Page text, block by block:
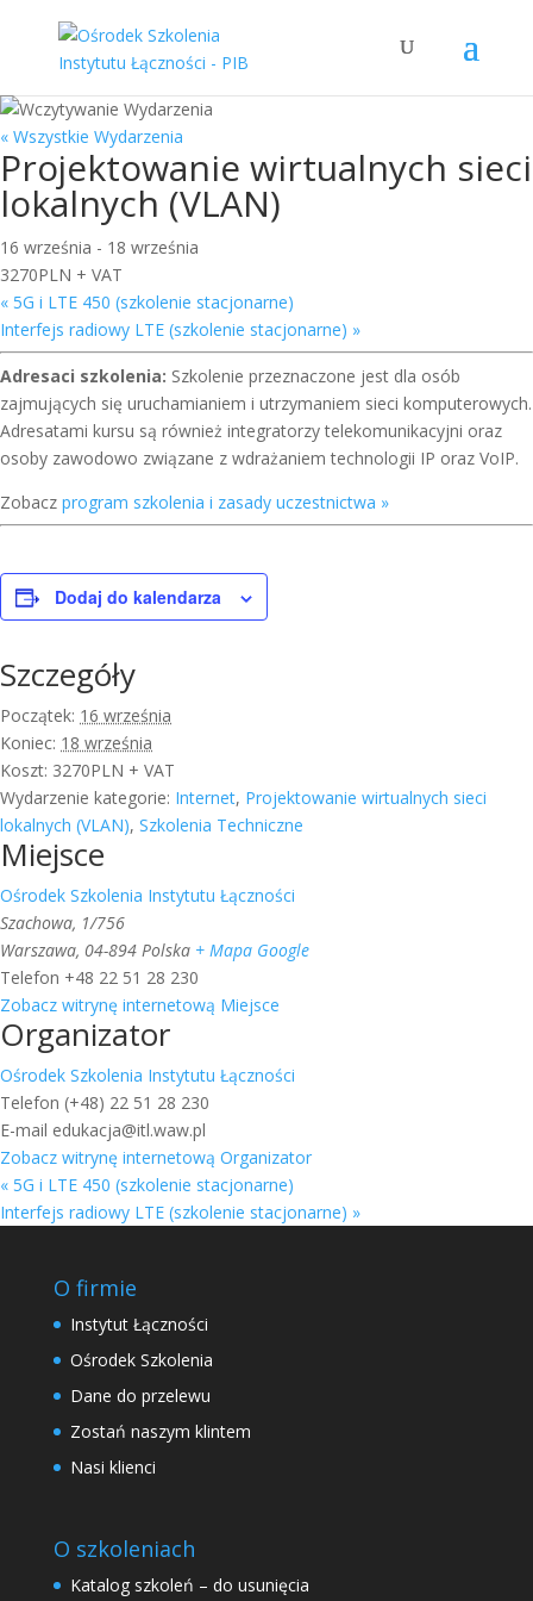
« Wszystkie Wydarzenia
Projektowanie wirtualnych sieci
lokalnych (VLAN)
16 września - 18 września
3270PLN + VAT
« 5G i LTE 450 (szkolenie stacjonarne)
Interfejs radiowy LTE (szkolenie stacjonarne) »
Adresaci szkolenia: Szkolenie przeznaczone jest dla osób
zajmujących się uruchamianiem i utrzymaniem sieci komputerowych.
Adresatami kursu są również integratorzy telekomunikacyjni oraz
osoby zawodowo związane z wdrażaniem technologii IP oraz VoIP.
Zobacz program szkolenia i zasady uczestnictwa »
Dodaj do kalendarza
Szczegóły
Początek: 16 września
Koniec: 18 września
Koszt: 3270PLN + VAT
Wydarzenie kategorie: Internet, Projektowanie wirtualnych sieci
lokalnych (VLAN), Szkolenia Techniczne
Miejsce
Ośrodek Szkolenia Instytutu Łączności
Szachowa, 1/756
Warszawa, 04-894 Polska + Mapa Google
Telefon +48 22 51 28 230
Zobacz witrynę internetową Miejsce
Organizator
Ośrodek Szkolenia Instytutu Łączności
Telefon (+48) 22 51 28 230
E-mail edukacja@itl.waw.pl
Zobacz witrynę internetową Organizator
« 5G i LTE 450 (szkolenie stacjonarne)
Interfejs radiowy LTE (szkolenie stacjonarne) »
O firmie
Instytut Łączności
Ośrodek Szkolenia
Dane do przelewu
Zostań naszym klintem
Nasi klienci
O szkoleniach
Katalog szkoleń – do usunięcia